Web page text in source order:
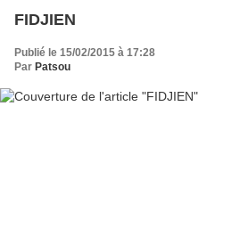
FIDJIEN
Publié le 15/02/2015 à 17:28
Par Patsou